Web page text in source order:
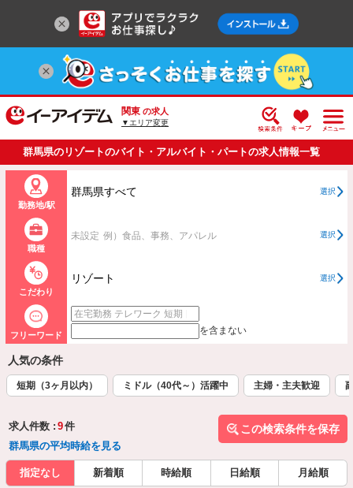
関東 の求人
▼エリア変更
群馬県のリゾートのバイト・アルバイト・パートの求人情報一覧
勤務地/駅
群馬県すべて 選択
職種
未設定 例）食品、事務、アパレル 選択
こだわり
リゾート 選択
フリーワード を含まない
人気の条件
短期（3ヶ月以内） ミドル（40代～）活躍中 主婦・主夫歓迎
求人件数 : 9件
群馬県の平均時給を見る
この検索条件を保存
指定なし 新着順 時給順 日給順 月給順